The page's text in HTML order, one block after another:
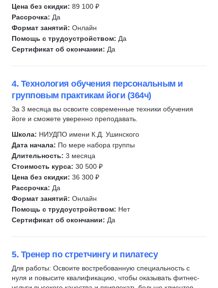
Цена без скидки: 89 100 ₽
Рассрочка: Да
Формат занятий: Онлайн
Помощь с трудоустройством: Да
Сертификат об окончании: Да
4. Технология обучения персональным и
групповым практикам йоги (364ч)
За 3 месяца вы освоите современные техники обучения
йоге и сможете уверенно преподавать.
Школа: НИУДПО имени К.Д. Ушинского
Дата начала: По мере набора группы
Длительность: 3 месяца
Стоимость курса: 30 500 ₽
Цена без скидки: 36 300 ₽
Рассрочка: Да
Формат занятий: Онлайн
Помощь с трудоустройством: Нет
Сертификат об окончании: Да
5. Тренер по стретчингу и пилатесу
Для работы: Освоите востребованную специальность с
нуля и повысите квалификацию, чтобы оказывать фитнес-